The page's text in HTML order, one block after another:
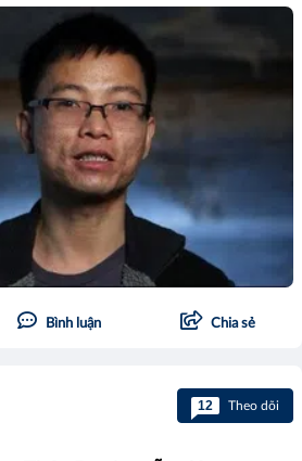
Bình luận Chia sẻ
12 Theo dõi